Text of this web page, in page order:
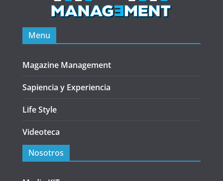
Menu
Magazine Management
Sapiencia y Experiencia
Life Style
Videoteca
Nosotros